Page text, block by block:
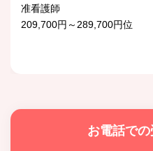
准看護師
209,700円～289,700円位
お電話で